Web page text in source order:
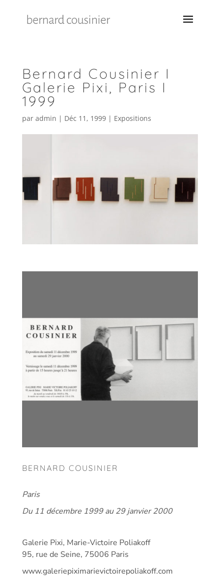
Bernard Cousinier I
Galerie Pixi, Paris I
1999
par admin | Déc 11, 1999| Expositions
BERNARD COUSINIER
Paris
Du 11 décembre 1999 au 29 janvier 2000
Galerie Pixi, Marie-Victoire Poliakoff
95, rue de Seine, 75006 Paris
www.galeriepiximarievictoirepoliakoff.com